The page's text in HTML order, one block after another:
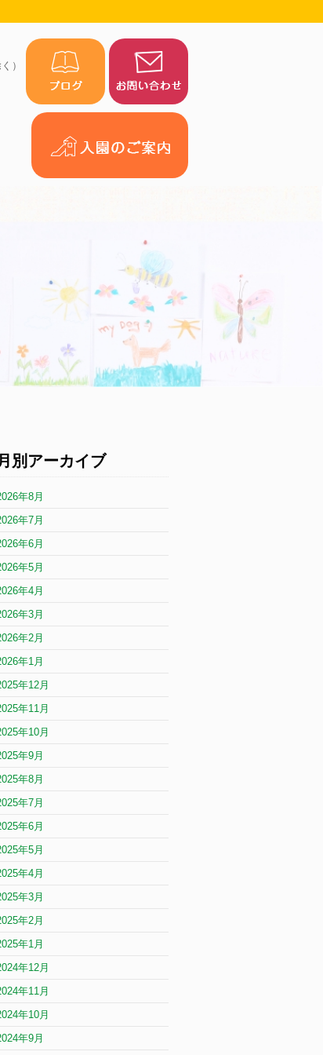
）
月別アーカイブ
年8月
年7月
年6月
年5月
年4月
年3月
年2月
年1月
年12月
年11月
年10月
年9月
年8月
年7月
年6月
年5月
年4月
年3月
年2月
年1月
年12月
年11月
年10月
年9月